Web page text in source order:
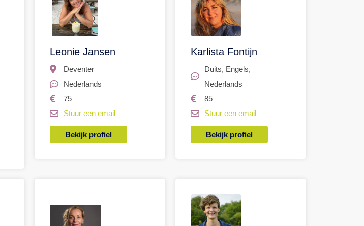
Leonie Jansen
Deventer
Nederlands
75
Stuur een email
Bekijk profiel
Karlista Fontijn
Duits, Engels,
Nederlands
85
Stuur een email
Bekijk profiel